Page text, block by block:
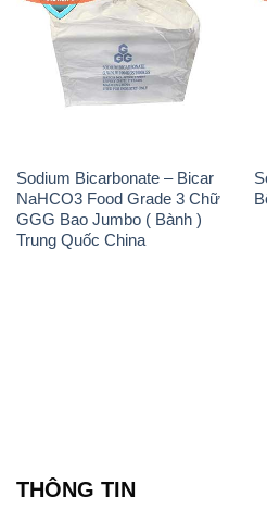
Sodium Bicarbonate – Bicar
NaHCO3 Food Grade 3 Chữ
GGG Bao Jumbo ( Bành )
Trung Quốc China
THÔNG TIN